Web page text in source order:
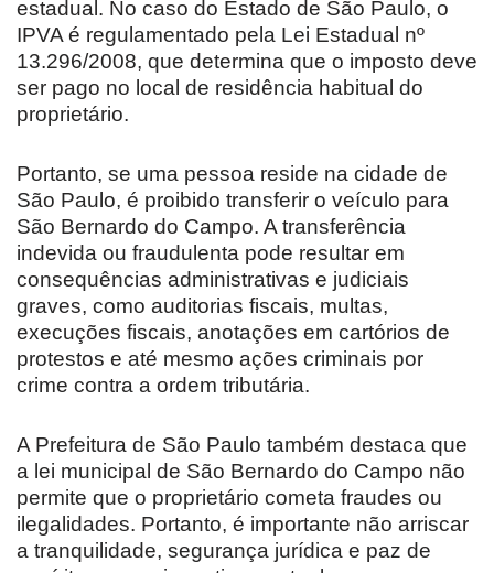
estadual. No caso do Estado de São Paulo, o
IPVA é regulamentado pela Lei Estadual nº
13.296/2008, que determina que o imposto deve
ser pago no local de residência habitual do
proprietário.
Portanto, se uma pessoa reside na cidade de
São Paulo, é proibido transferir o veículo para
São Bernardo do Campo. A transferência
indevida ou fraudulenta pode resultar em
consequências administrativas e judiciais
graves, como auditorias fiscais, multas,
execuções fiscais, anotações em cartórios de
protestos e até mesmo ações criminais por
crime contra a ordem tributária.
A Prefeitura de São Paulo também destaca que
a lei municipal de São Bernardo do Campo não
permite que o proprietário cometa fraudes ou
ilegalidades. Portanto, é importante não arriscar
a tranquilidade, segurança jurídica e paz de